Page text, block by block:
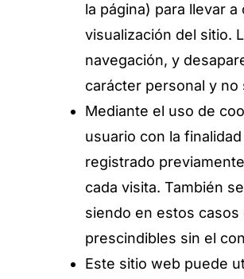
la página) para llevar
visualización del sitio.
navegación, y
carácter personal y no
Mediante el uso de
usuario con la
registrado
cada visita. También
siendo en estos
prescindibles sin el
Este sitio web puede